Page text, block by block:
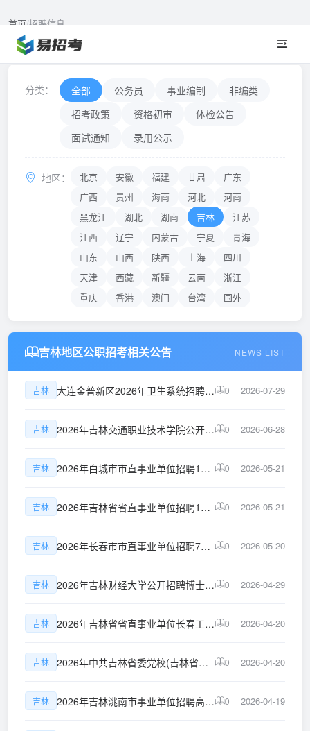
首页/招聘信息
招聘信息NEWS & ANNOUNCEMENTS
分类： 全部 公务员 事业编制
非编类
招考政策
资格初审
体检公告
面试通知
录用公示
地区： 北京 安徽 福建 甘肃
广东
广西
贵州 海南 河北
河南
黑龙江
湖北 湖南 吉林
江苏
江西
辽宁 内蒙古 宁夏
青海
山东
山西 陕西 上海
四川
天津
西藏 新疆 云南
浙江
重庆
香港 澳门 台湾 国外
吉林地区公职招考相关公告 NEWS LIST
吉林 大连金普新区2026年卫生系统招聘事业编制工作人员公告(第三批次) 0 2026-07-29
吉林 2026年吉林交通职业技术学院公开招聘高级人才公告(3号) 0 2026-06-28
吉林 2026年白城市市直事业单位招聘108人(含专项招聘高校毕业生)公告(2号) 0 2026-05-21
吉林 2026年吉林省省直事业单位招聘121人公告(7号) 0 2026-05-21
吉林 2026年长春市市直事业单位招聘7名高层次人才公告(4号) 0 2026-05-20
吉林 2026年吉林财经大学公开招聘博士教师公告(1号) 0 2026-04-29
吉林 2026年吉林省省直事业单位长春工业大学公开招聘青年博士人才公告(1号) 0 2026-04-20
吉林 2026年中共吉林省委党校(吉林省行政学院)引进博士人才公告(1号) 0 2026-04-20
吉林 2026年吉林洮南市事业单位招聘高层次人才(含专项招聘高校毕业生)43人公告 0 2026-04-19